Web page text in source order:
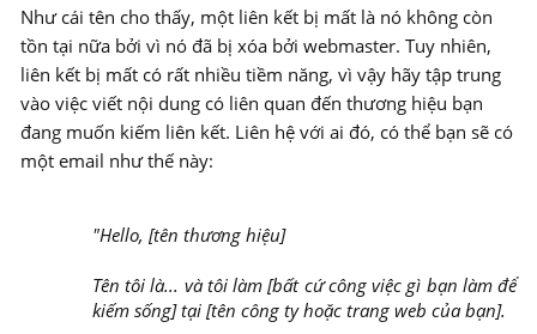
Như cái tên cho thấy, một liên kết bị mất là nó không còn
tồn tại nữa bởi vì nó đã bị xóa bởi webmaster. Tuy nhiên,
liên kết bị mất có rất nhiều tiềm năng, vì vậy hãy tập trung
vào việc viết nội dung có liên quan đến thương hiệu bạn
đang muốn kiếm liên kết. Liên hệ với ai đó, có thể bạn sẽ có
một email như thế này:
"Hello, [tên thương hiệu]
Tên tôi là... và tôi làm [bất cứ công việc gì bạn làm để
kiếm sống] tại [tên công ty hoặc trang web của bạn].